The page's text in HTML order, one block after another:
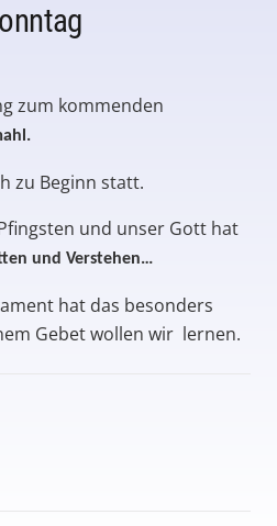
zum kommenden
zu Beginn statt.
und unser Gott hat
und Verstehen…
hat das besonders
Gebet wollen wir lernen.